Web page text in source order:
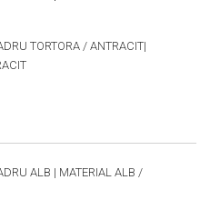
TORTORA / ANTRACIT|
ALB | MATERIAL ALB /